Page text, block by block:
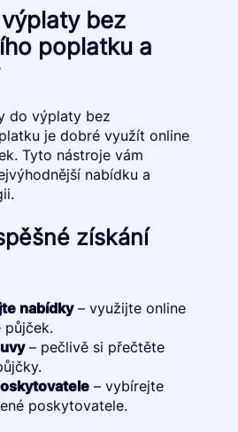
bez
poplatku a
do výplaty bez
je dobré využít online
Tyto nástroje vám
nabídku a
získání
nabídky– využijte online
půjček.
– pečlivě si přečtěte
– vybírejte
poskytovatele.